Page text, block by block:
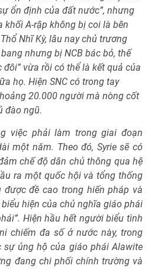
ổn định của đất nước”, nhưng
khối A-rập không bị coi là bên
Nhĩ Kỳ, lâu nay chủ trương
nhưng bị NCB bác bỏ, thế
vừa rồi có thể là kết quả của
họ. Hiện SNC có trong tay
20.000 người mà nòng cốt
đào ngũ.
việc phải làm trong giai đoạn
một năm. Theo đó, Syrie sẽ có
chế độ dân chủ thông qua hệ
ra một quốc hội và tổng thống
đề cao trong hiến pháp và
hiện của chủ nghĩa giáo phái
Hiện hầu hết người biểu tình
chiếm đa số ở nước này, trong
ủng hộ của giáo phái Alawite
đang chi phối chính trường và